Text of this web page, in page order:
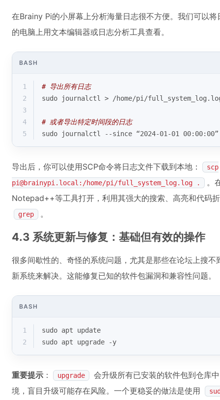
在Brainy Pi的小屏幕上分析海量日志很不方便。我们可以
的电脑上用文本编辑器或日志分析工具查看。
BASH
1
# 导出所有日志
2
sudo journalctl > /home/pi/
3
4
# 或者导出特定时间段的日志
5
sudo journalctl --since “2024-01-01
导出后，你可以使用SCP命令将日志文件下载到本地：
scp
pi@brainypi.local:/home/pi/full_system_log.log .
。
Notepad++等工具打开，利用其强大的搜索、高亮和代码
grep 。
4.3 系统更新与修复：基础但有效的操作
很多间歇性的、奇怪的系统问题，尤其是那些在论坛上搜
新系统来解决。这能修复已知的软件包漏洞和兼容性问题。
BASH
1
sudo apt update
2
sudo apt upgrade -y
重要提示 ： upgrade
会升级所有已安装的软件包到仓库
境，盲目升级可能存在风险。一个更稳妥的做法是使用